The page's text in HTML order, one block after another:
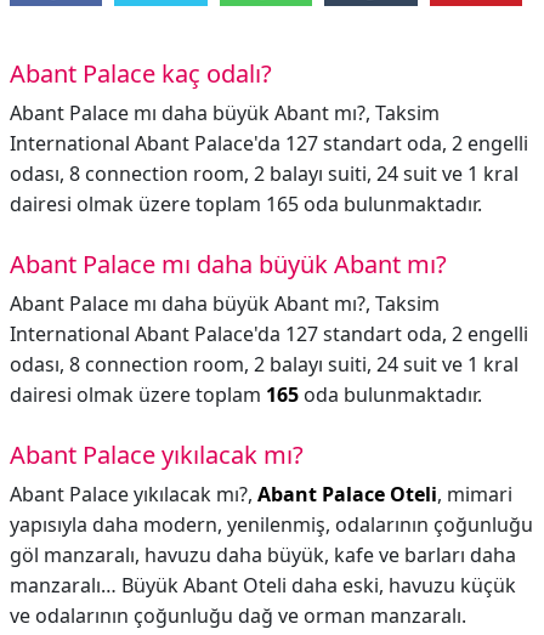
Abant Palace kaç odalı?
Abant Palace mı daha büyük Abant mı?, Taksim
International Abant Palace'da 127 standart oda, 2 engelli
odası, 8 connection room, 2 balayı suiti, 24 suit ve 1 kral
dairesi olmak üzere toplam 165 oda bulunmaktadır.
Abant Palace mı daha büyük Abant mı?
Abant Palace mı daha büyük Abant mı?, Taksim
International Abant Palace'da 127 standart oda, 2 engelli
odası, 8 connection room, 2 balayı suiti, 24 suit ve 1 kral
dairesi olmak üzere toplam 165 oda bulunmaktadır.
Abant Palace yıkılacak mı?
Abant Palace yıkılacak mı?, Abant Palace Oteli, mimari
yapısıyla daha modern, yenilenmiş, odalarının çoğunluğu
göl manzaralı, havuzu daha büyük, kafe ve barları daha
manzaralı… Büyük Abant Oteli daha eski, havuzu küçük
ve odalarının çoğunluğu dağ ve orman manzaralı.